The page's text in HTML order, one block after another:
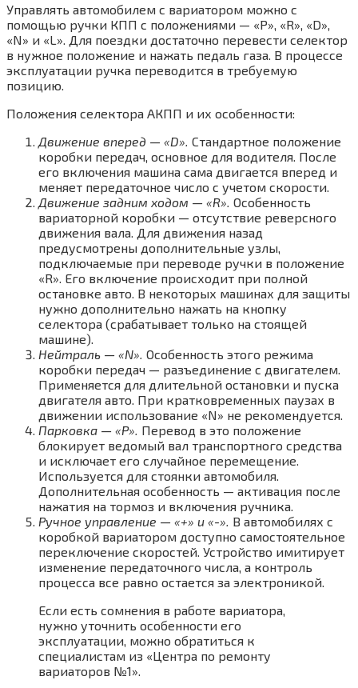
Управлять автомобилем с вариатором можно с
помощью ручки КПП с положениями — «Р», «R», «D»,
«N» и «L». Для поездки достаточно перевести селектор
в нужное положение и нажать педаль газа. В процессе
эксплуатации ручка переводится в требуемую
позицию.
Положения селектора АКПП и их особенности:
Движение вперед — «D». Стандартное положение
коробки передач, основное для водителя. После
его включения машина сама двигается вперед и
меняет передаточное число с учетом скорости.
Движение задним ходом — «R». Особенность
вариаторной коробки — отсутствие реверсного
движения вала. Для движения назад
предусмотрены дополнительные узлы,
подключаемые при переводе ручки в положение
«R». Его включение происходит при полной
остановке авто. В некоторых машинах для защиты
нужно дополнительно нажать на кнопку
селектора (срабатывает только на стоящей
машине).
Нейтраль — «N». Особенность этого режима
коробки передач — разъединение с двигателем.
Применяется для длительной остановки и пуска
двигателя авто. При кратковременных паузах в
движении использование «N» не рекомендуется.
Парковка — «P». Перевод в это положение
блокирует ведомый вал транспортного средства
и исключает его случайное перемещение.
Используется для стоянки автомобиля.
Дополнительная особенность — активация после
нажатия на тормоз и включения ручника.
Ручное управление — «+» и «-». В автомобилях с
коробкой вариатором доступно самостоятельное
переключение скоростей. Устройство имитирует
изменение передаточного числа, а контроль
процесса все равно остается за электроникой.
Если есть сомнения в работе вариатора,
нужно уточнить особенности его
эксплуатации, можно обратиться к
специалистам из «Центра по ремонту
вариаторов №1».